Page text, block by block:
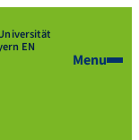
EN
Menu